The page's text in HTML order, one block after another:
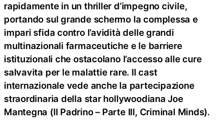
rapidamente in un thriller d’impegno civile,
portando sul grande schermo la complessa e
impari sfida contro l’avidità delle grandi
multinazionali farmaceutiche e le barriere
istituzionali che ostacolano l’accesso alle cure
salvavita per le malattie rare. Il cast
internazionale vede anche la partecipazione
straordinaria della star hollywoodiana Joe
Mantegna (Il Padrino – Parte III, Criminal Minds).